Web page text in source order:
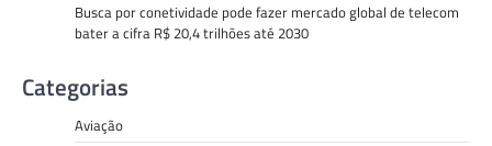
Busca por conetividade pode fazer mercado global de telecom
bater a cifra R$ 20,4 trilhões até 2030
Categorias
Aviação